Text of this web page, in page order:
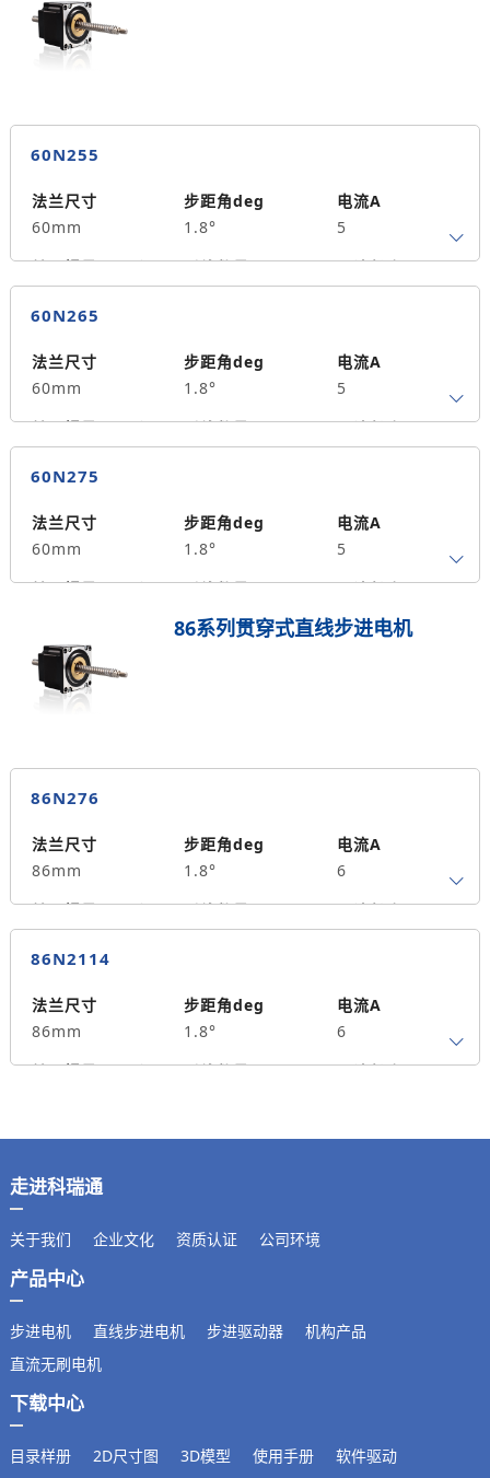
保持力矩N.m
500
60N255
法兰尺寸
60mm
步距角deg
1.8°
电流A
5
转子惯量g.cm²
4
引线数量
55
马达长度mm
1.5
490
60N265
法兰尺寸
60mm
步距角deg
1.8°
电流A
5
转子惯量g.cm²
4
引线数量
65
马达长度mm
2
590
60N275
法兰尺寸
60mm
步距角deg
1.8°
电流A
5
转子惯量g.cm²
引线数量
75
马达长度mm
2.5
保持力矩N.m
640
86系列贯穿式直线步进电机
86N276
法兰尺寸
86mm
步距角deg
1.8°
电流A
6
转子惯量g.cm²
4
引线数量
76
马达长度mm
4.5
1300
86N2114
法兰尺寸
86mm
步距角deg
1.8°
电流A
6
转子惯量g.cm²
引线数量
马达长度mm
保持力矩N.m
备注信息
走进科瑞通
关于我们 企业文化 资质认证 公司环境
产品中心
步进电机 直线步进电机 步进驱动器
机构产品
直流无刷电机
下载中心
目录样册 2D尺寸图 3D模型 使用手册 软件驱动